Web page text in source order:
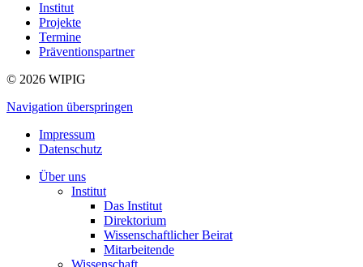
Institut
Projekte
Termine
Präventionspartner
© 2026 WIPIG
Navigation überspringen
Impressum
Datenschutz
Über uns
Institut
Das Institut
Direktorium
Wissenschaftlicher Beirat
Mitarbeitende